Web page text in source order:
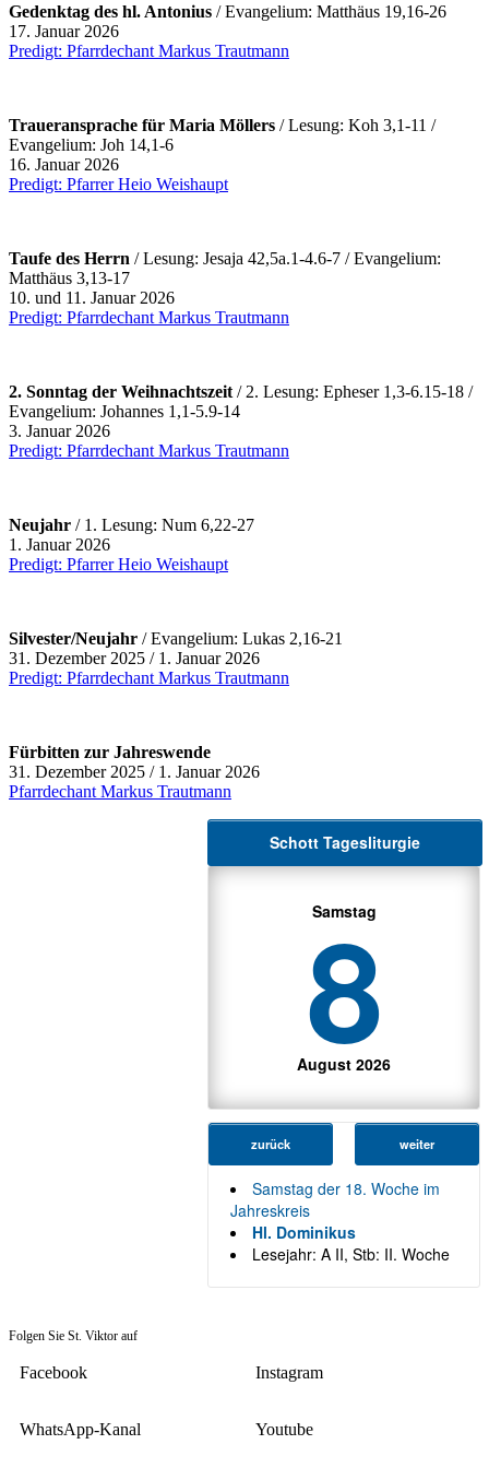
Gedenktag des hl. Antonius / Evangelium: Matthäus 19,16-26
17. Januar 2026
Predigt: Pfarrdechant Markus Trautmann
Traueransprache für Maria Möllers / Lesung: Koh 3,1-11 /
Evangelium: Joh 14,1-6
16. Januar 2026
Predigt: Pfarrer Heio Weishaupt
Taufe des Herrn / Lesung: Jesaja 42,5a.1-4.6-7 / Evangelium:
Matthäus 3,13-17
10. und 11. Januar 2026
Predigt: Pfarrdechant Markus Trautmann
2. Sonntag der Weihnachtszeit / 2. Lesung: Epheser 1,3-6.15-18 /
Evangelium: Johannes 1,1-5.9-14
3. Januar 2026
Predigt: Pfarrdechant Markus Trautmann
Neujahr / 1. Lesung: Num 6,22-27
1. Januar 2026
Predigt: Pfarrer Heio Weishaupt
Silvester/Neujahr / Evangelium: Lukas 2,16-21
31. Dezember 2025 / 1. Januar 2026
Predigt: Pfarrdechant Markus Trautmann
Fürbitten zur Jahreswende
31. Dezember 2025 / 1. Januar 2026
Pfarrdechant Markus Trautmann
Schott Tagesliturgie
Samstag
8
August 2026
zurück weiter
Samstag der 18. Woche im
Jahreskreis
Hl. Dominikus
Lesejahr: A II, Stb: II. Woche
Folgen Sie St. Viktor auf
Facebook Instagram
WhatsApp-Kanal Youtube